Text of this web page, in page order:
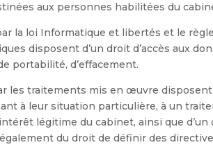
aux personnes habilitées du
la loi Informatique et libertés et le
disposent d’un droit d’accès aux
portabilité, d’effacement.
les traitements mis en œuvre disposent
à leur situation particulière, à un
légitime du cabinet, ainsi que
du droit de définir des